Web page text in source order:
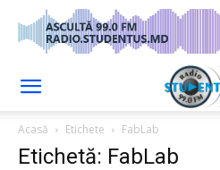
Acasă Etichete FabLab
Etichetă: FabLab